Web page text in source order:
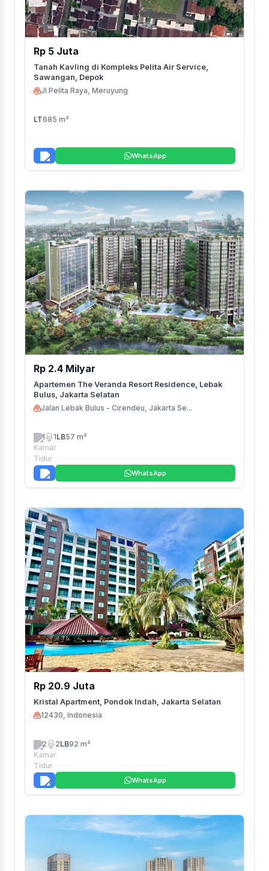
Rp 5 Juta
Tanah Kavling di Kompleks Pelita Air Service,
Sawangan, Depok
Jl Pelita Raya, Meruyung
LT685 m²
WhatsApp
Rp 2.4 Milyar
Apartemen The Veranda Resort Residence, Lebak
Bulus, Jakarta Selatan
Jalan Lebak Bulus - Cirendeu, Jakarta Se...
1 1LB57 m²
WhatsApp
Rp 20.9 Juta
Kristal Apartment, Pondok Indah, Jakarta Selatan
12430, Indonesia
2 2LB92 m²
WhatsApp